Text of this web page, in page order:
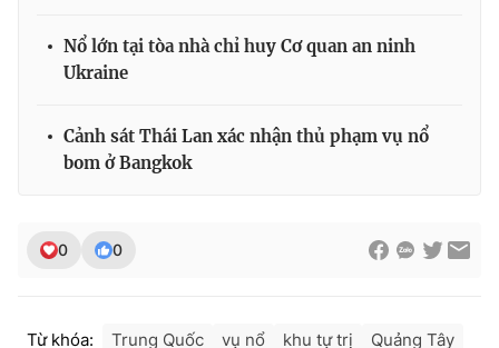
Theo dõi báo trên
Cơ quan chủ quản:Đài Truyền hình Việt Nam
Cơ quan báo chí:Thời báo VTV
Tổng Biên tập:
Phó Tổng Biên tập:
Tổng đài VTV:
024.38 355 931 - 024.38 355 932
Nổ lớn tại tòa nhà chỉ huy Cơ quan an ninh
Ukraine
Cảnh sát Thái Lan xác nhận thủ phạm vụ nổ
bom ở Bangkok
0 0
Từ khóa: Trung Quốc vụ nổ khu tự trị Quảng Tây